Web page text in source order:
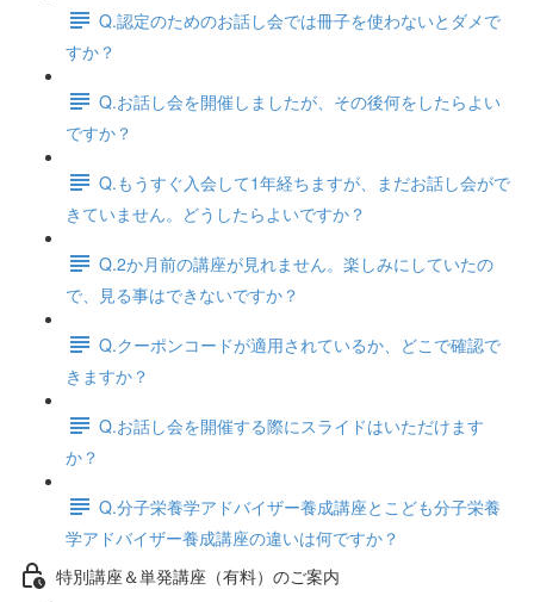
Q.認定のためのお話し会では冊子を使わないとダメで
すか？
Q.お話し会を開催しましたが、その後何をしたらよい
ですか？
Q.もうすぐ入会して1年経ちますが、まだお話し会がで
きていません。どうしたらよいですか？
Q.2か月前の講座が見れません。楽しみにしていたの
で、見る事はできないですか？
Q.クーポンコードが適用されているか、どこで確認で
きますか？
Q.お話し会を開催する際にスライドはいただけます
か？
Q.分子栄養学アドバイザー養成講座とこども分子栄養
学アドバイザー養成講座の違いは何ですか？
特別講座＆単発講座（有料）のご案内